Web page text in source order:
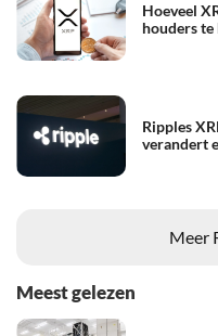
Hoeveel
houders te
Ripples
verandert
Meer
Meest gelezen